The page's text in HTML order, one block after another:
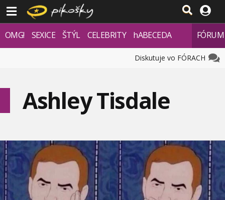
OMG! SEXICE ŠTÝL CELEBRITY hABECEDA FÓRUM
Diskutuje vo FÓRACH
Ashley Tisdale